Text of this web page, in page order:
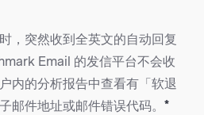
，突然收到全英文的自动回复
Email 的发信平台不会收
内的分析报告中查看有「软退
邮件地址或邮件错误代码。 *